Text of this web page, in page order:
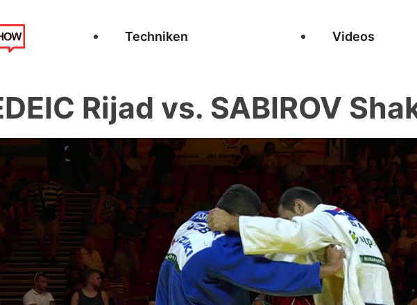
Techniken Videos
Rijad vs. SABIROV